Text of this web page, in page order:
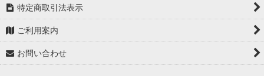
特定商取引法表示
ご利用案内
お問い合わせ